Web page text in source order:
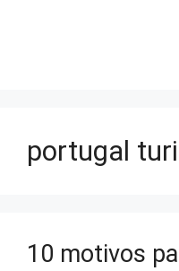
portugal
10 motivos